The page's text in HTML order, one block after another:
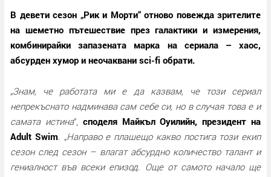
В девети сезон „Рик и Морти“ отново повежда зрителите
на шеметно пътешествие през галактики и измерения,
комбинирайки запазената марка на сериала – хаос,
абсурден хумор и неочаквани sci-fi обрати.
„Знам, че работата ми е да казвам, че този сериал
непрекъснато надминава сам себе си, но в случая това е и
самата истина“, споделя Майкъл Оуилийн, президент на
Adult Swim. „Направо е плашещо какво постига този екип
сезон след сезон – влагат абсурдно количество талант и
гениалност във всеки епизод. Още от самото начало ще